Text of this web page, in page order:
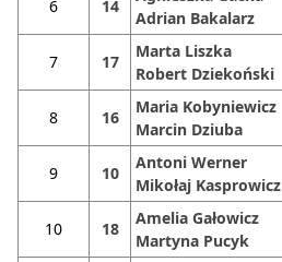
6 14
Adrian Bakalarz
7 17
Marta Liszka
Robert Dziekoński
8 16
Maria Kobyniewicz
Marcin Dziuba
9 10
Antoni Werner
Mikołaj Kasprowicz
10 18
Amelia Gałowicz
Martyna Pucyk